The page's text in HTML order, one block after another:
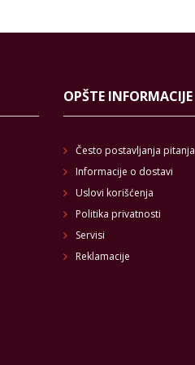
OPŠTE INFORMACIJE
Često postavljanja pitanja
Informacije o dostavi
Uslovi korišćenja
Politika privatnosti
Servisi
Reklamacije